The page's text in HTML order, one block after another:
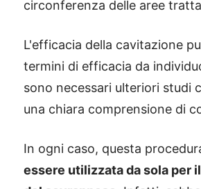
circonferenza delle aree
L'efficacia della cavitazione
termini di efficacia da
sono necessari ulteriori studi
una chiara comprensione di
In ogni caso, questa
essere utilizzata da sola per